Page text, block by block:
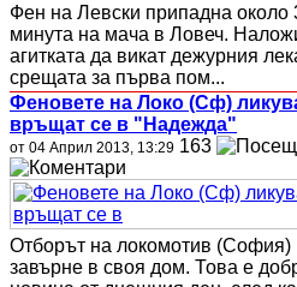
Фен на Левски припадна около
минута на мача в Ловеч.
агитката да викат дежурния
срещата за първа пом...
Феновете на Локо (Сф)
връщат се в "Надежда"
от 04 Април 2013, 13:29 163
Отборът на локомотив (София)
завърне в своя дом. Това е